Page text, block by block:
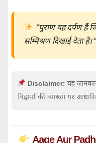
“पुराण वह दर्पण हैं
सम्मिश्रण दिखाई देता
Disclaimer: यह
विद्वानों की व्याख्या पर